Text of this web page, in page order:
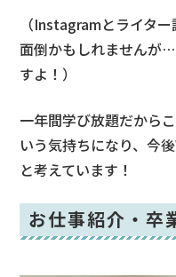
（Instagramとライタ
面倒かもしれませんが
すよ！）
一年間学び放題だから
いう気持ちになり、今
と考えています！
お仕事紹介・卒